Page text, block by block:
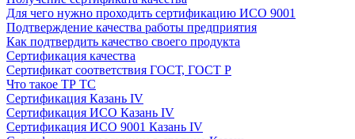
Для чего нужно проходить сертификацию ИСО 9001
Подтверждение качества работы предприятия
Как подтвердить качество своего продукта
Сертификация качества
Сертификат соответствия ГОСТ, ГОСТ Р
Что такое ТР ТС
Сертификация Казань IV
Сертификация ИСО Казань IV
Сертификация ИСО 9001 Казань IV